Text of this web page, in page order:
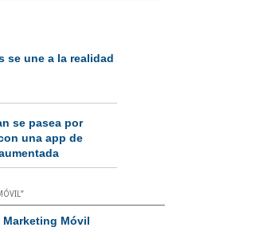
se une a la realidad
se pasea por
una app de
”
Móvil